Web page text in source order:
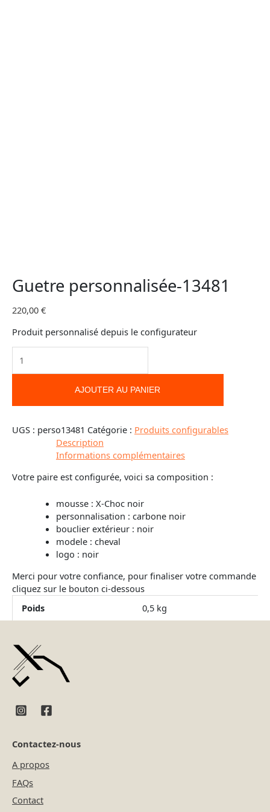
Guetre personnalisée-13481
220,00 €
Produit personnalisé depuis le configurateur
AJOUTER AU PANIER
UGS : perso13481 Catégorie : Produits configurables
Description
Informations complémentaires
Votre paire est configurée, voici sa composition :
mousse : X-Choc noir
personnalisation : carbone noir
bouclier extérieur : noir
modele : cheval
logo : noir
Merci pour votre confiance, pour finaliser votre commande
cliquez sur le bouton ci-dessous
Poids
0,5 kg
Contactez-nous
A propos
FAQs
Contact